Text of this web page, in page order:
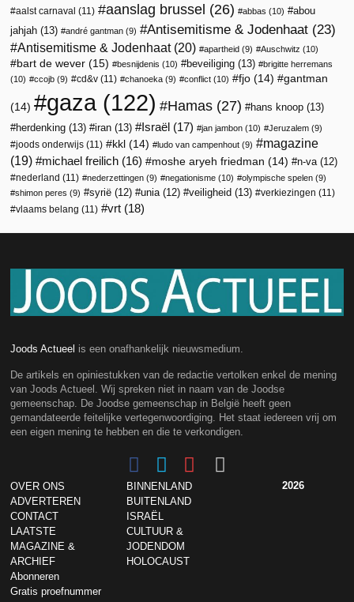
aalst carnaval (11) aanslag brussel (26) abbas (10)
abou
jahjah (13) andré gantman (9) Antisemitisme & Jodenhaat (23)
Antisemitisme & Jodenhaat(20) apartheid (9) Auschwitz (10)
bart de wever (15) besnijdenis (10) beveiliging (13)
brigitte herremans
(10)
ccojb (9) cd&v (11) chanoeka (9) conflict (10) fjo (14) gantman
(14) gaza (122) Hamas (27) hans knoop (13)
herdenking (13) iran (13) Israël (17) jan jambon (10) Jeruzalem (9)
joods onderwijs (11) kkl (14) ludo van campenhout (9)
magazine
(19)
michael freilich (16) moshe aryeh friedman (14) n-va (12)
nederland (11) nederzettingen (9) negationisme (10) olympische spelen (9)
shimon peres (9) syrië (12) unia (12) veiligheid (13) verkiezingen (11)
vlaams belang (11) vrt (18)
Joods Actueel is een onafhankelijk nieuwsmedium.
De artikels en opiniestukken van de redactie vertolken enkel de mening
van Joods Actueel. Wij spreken niet in naam van de Joodse
gemeenschap. De Joodse gemeenschap in België heeft geen
gemandateerde feitelijke vertegenwoordiging. Het staat iedereen vrij om
een eigen mening te hebben en die te verkondigen.
OVER ONS
ADVERTEREN
CONTACT
LAATSTE
MAGAZINE &
ARCHIEF
Abonneren
Gratis proefnummer
BINNENLAND
BUITENLAND
ISRAËL
CULTUUR &
JODENDOM
HOLOCAUST
2026